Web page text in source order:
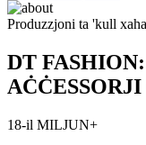
Produzzjoni ta 'kull
DT
18-il MILJUN+